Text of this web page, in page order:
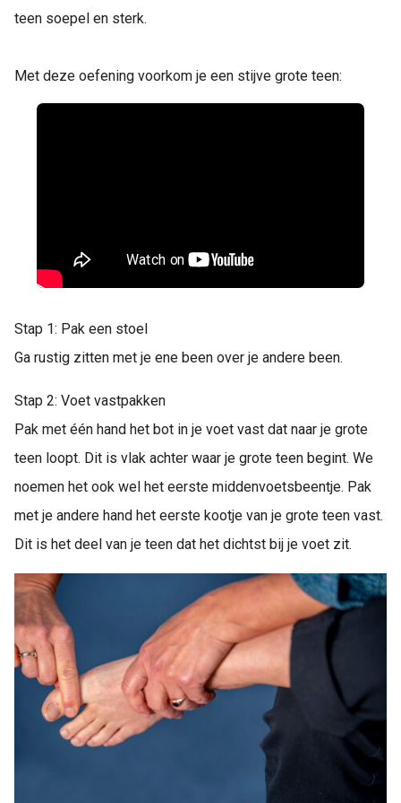
teen soepel en sterk.
Met deze oefening voorkom je een stijve grote teen:
Stap 1: Pak een stoel
Ga rustig zitten met je ene been over je andere been.
Stap 2: Voet vastpakken
Pak met één hand het bot in je voet vast dat naar je grote
teen loopt. Dit is vlak achter waar je grote teen begint. We
noemen het ook wel het eerste middenvoetsbeentje. Pak
met je andere hand het eerste kootje van je grote teen vast.
Dit is het deel van je teen dat het dichtst bij je voet zit.